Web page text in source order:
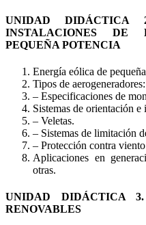
UNIDAD DIDÁCTICA
INSTALACIONES DE
PEQUEÑA POTENCIA
Energía eólica de
Tipos de aerogeneradores:
– Especificaciones de
Sistemas de orientación
– Veletas.
– Sistemas de limitación
– Protección contra
Aplicaciones en
otras.
UNIDAD DIDÁCTICA
RENOVABLES